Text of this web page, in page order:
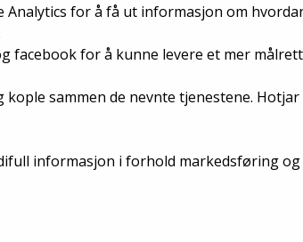
for å få ut informasjon om
facebook for å kunne levere et mer
sammen de nevnte tjenestene.
informasjon i forhold markedsføring